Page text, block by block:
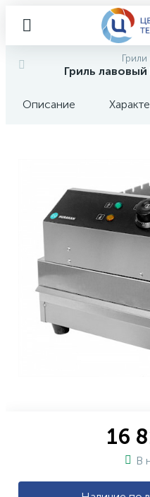
Гриль лавовый
Описание
16
В